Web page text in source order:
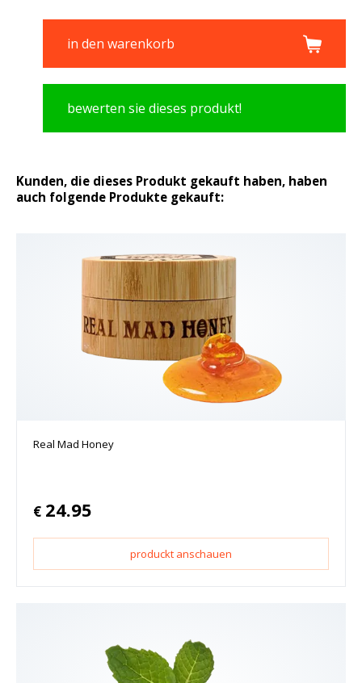
in den warenkorb
bewerten sie dieses produkt!
Kunden, die dieses Produkt gekauft haben, haben
auch folgende Produkte gekauft:
Real Mad Honey
€ 24.95
produckt anschauen